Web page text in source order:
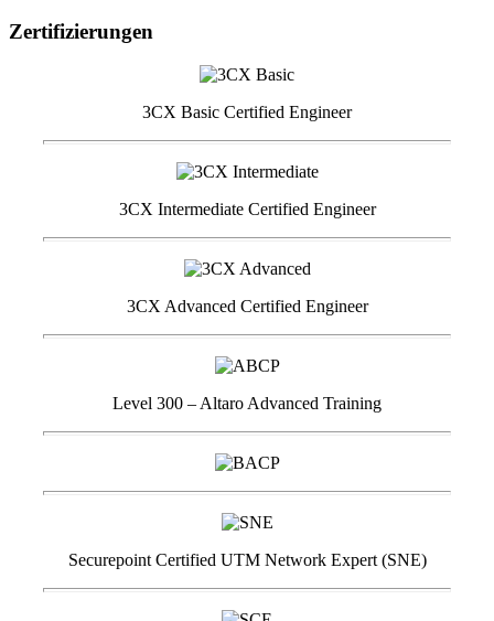
Zertifizierungen
3CX Basic Certified Engineer
3CX Intermediate Certified Engineer
3CX Advanced Certified Engineer
Level 300 – Altaro Advanced Training
Securepoint Certified UTM Network Expert (SNE)